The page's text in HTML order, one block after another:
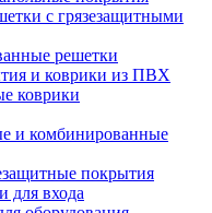
с грязезащитными
решетки
и коврики из ПВХ
коврики
и комбинированные
покрытия
для входа